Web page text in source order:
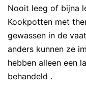
Nooit leeg of bijna
Kookpotten met
gewassen in de
anders kunnen ze
hebben alleen een
behandeld .